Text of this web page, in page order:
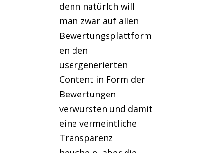
denn natürlch will
man zwar auf allen
Bewertungsplattform
en den
usergenerierten
Content in Form der
Bewertungen
verwursten und damit
eine vermeintliche
Transparenz